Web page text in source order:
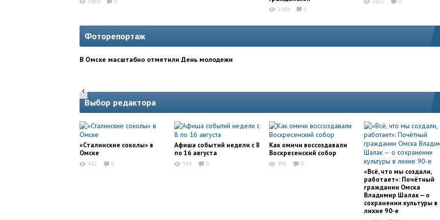
3909 0
2169 0
1651 0
Фоторепортаж
В Омске масштабно отметили День молодежи
Выбор редактора
«Сталинские соколы» в
Омске
412 0
Афиша событий недели с 8
по 16 августа
554 0
Как омичи воссоздавали
Воскресенский собор
950 0
«Всё, что мы создали,
работает»: Почётный
гражданин Омска
Владимир Шалак — о
сохранении культуры в
лихие 90-е